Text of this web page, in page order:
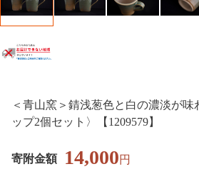
＜青山窯＞錆浅葱色と白の濃淡が
ップ2個セット〉【1209579】
寄附金額 14,000円